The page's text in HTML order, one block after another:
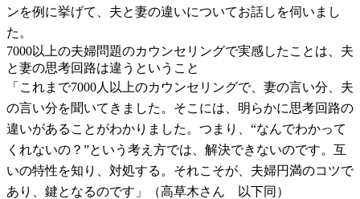
ンを例に挙げて、夫と妻の違いについてお話しを伺いまし
た。
7000以上の夫婦問題のカウンセリングで実感したことは、夫
と妻の思考回路は違うということ
「これまで7000人以上のカウンセリングで、妻の言い分、夫
の言い分を聞いてきました。そこには、明らかに思考回路の
違いがあることがわかりました。つまり、“なんでわかって
くれないの？”という考え方では、解決できないのです。互
いの特性を知り、対処する。それこそが、夫婦円満のコツで
あり、鍵となるのです」（高草木さん 以下同）